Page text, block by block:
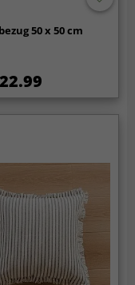
50 x 50 cm